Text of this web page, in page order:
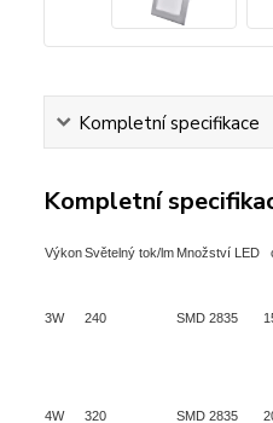
Kompletní specifikace
Kompletní
VýkonSvětelný tok/lm Množství LED
3W 240 SMD 2835
4W 320 SMD 2835